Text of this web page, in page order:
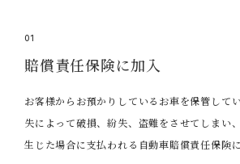
01
賠償責任保険に加入
お客様からお預かりしているお車を保管して
失によって破損、紛失、盗難をさせてしまい
生じた場合に支払われる自動車賠償責任保険